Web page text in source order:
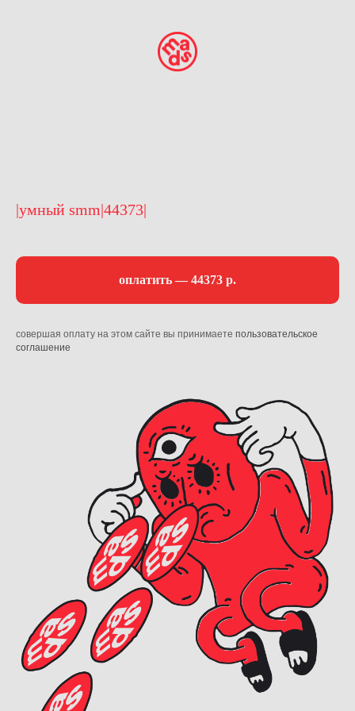
|умный smm|44373|
оплатить — 44373 р.
совершая оплату на этом сайте вы принимаете пользовательское
соглашение